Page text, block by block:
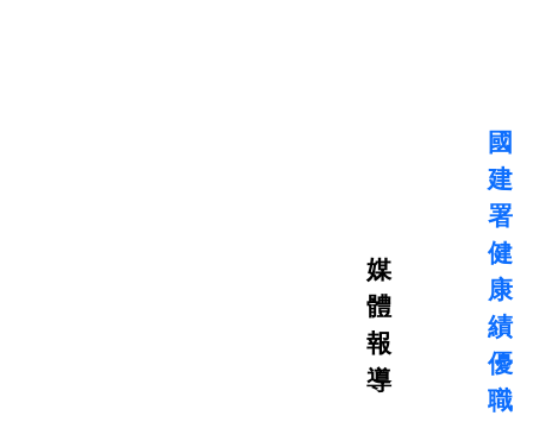
媒
體
報
導
國
建
署
健
康
績
優
職